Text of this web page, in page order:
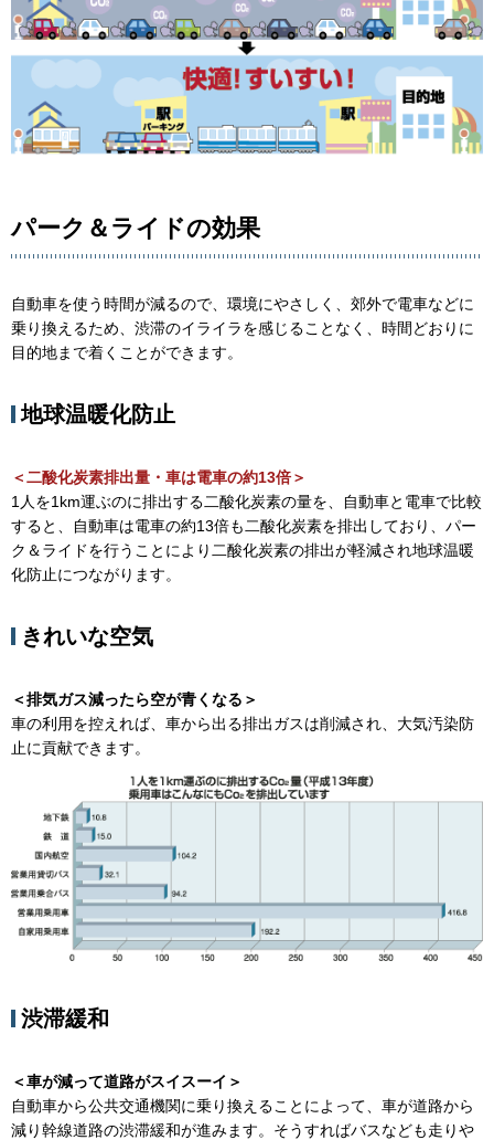
パーク＆ライドの効果
自動車を使う時間が減るので、環境にやさしく、郊外で電車などに
乗り換えるため、渋滞のイライラを感じることなく、時間どおりに
目的地まで着くことができます。
地球温暖化防止
＜二酸化炭素排出量・車は電車の約13倍＞
1人を1km運ぶのに排出する二酸化炭素の量を、自動車と電車で比較
すると、自動車は電車の約13倍も二酸化炭素を排出しており、パー
ク＆ライドを行うことにより二酸化炭素の排出が軽減され地球温暖
化防止につながります。
きれいな空気
＜排気ガス減ったら空が青くなる＞
車の利用を控えれば、車から出る排出ガスは削減され、大気汚染防
止に貢献できます。
渋滞緩和
＜車が減って道路がスイスーイ＞
自動車から公共交通機関に乗り換えることによって、車が道路から
減り幹線道路の渋滞緩和が進みます。そうすればバスなども走りや